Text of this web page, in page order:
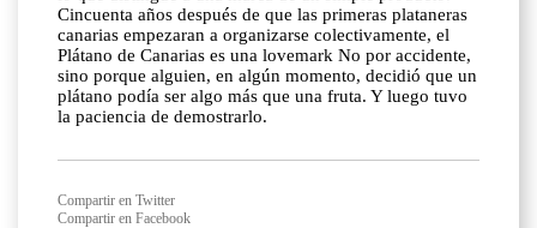
Cincuenta años después de que las primeras plataneras
canarias empezaran a organizarse colectivamente, el
Plátano de Canarias es una lovemark No por accidente,
sino porque alguien, en algún momento, decidió que un
plátano podía ser algo más que una fruta. Y luego tuvo
la paciencia de demostrarlo.
Compartir en Twitter
Compartir en Facebook